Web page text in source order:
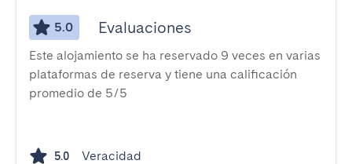
5.0 Evaluaciones
Este alojamiento se ha reservado 9 veces en varias
plataformas de reserva y tiene una calificación
promedio de 5/5
5.0 Veracidad